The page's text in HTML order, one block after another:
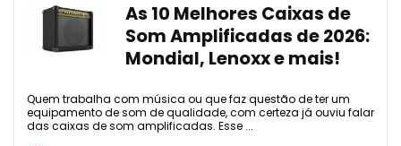
As 10 Melhores Caixas de
Som Amplificadas de 2026:
Mondial, Lenoxx e mais!
Quem trabalha com música ou que faz questão de ter um
equipamento de som de qualidade, com certeza já ouviu falar
das caixas de som amplificadas. Esse ...